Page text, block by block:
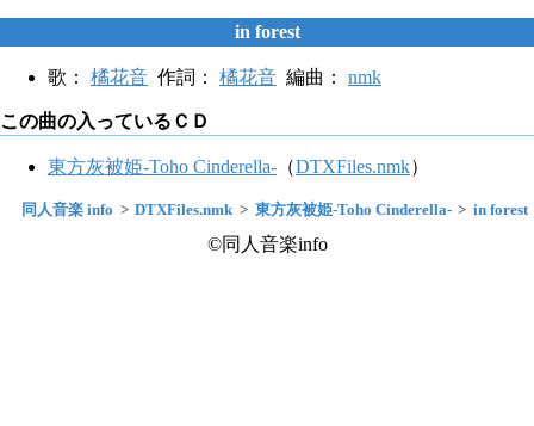
in forest
歌： 橘花音 作詞： 橘花音 編曲： nmk
この曲の入っているＣＤ
東方灰被姫-Toho Cinderella- （DTXFiles.nmk）
同人音楽 info DTXFiles.nmk 東方灰被姫-Toho Cinderella- in forest
©同人音楽info